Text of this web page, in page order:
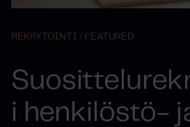
REKRYTOINTI / FEATURED
i henkilöstö-